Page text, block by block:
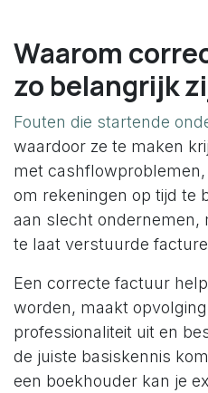
Waarom
zo belangrijk
Fouten die startende
waardoor ze te maken
met
om rekeningen op tijd te
aan slecht ondernemen,
te laat verstuurde
Een correcte factuur
worden, maakt
professionaliteit uit en
de juiste basiskennis
een boekhouder kan je